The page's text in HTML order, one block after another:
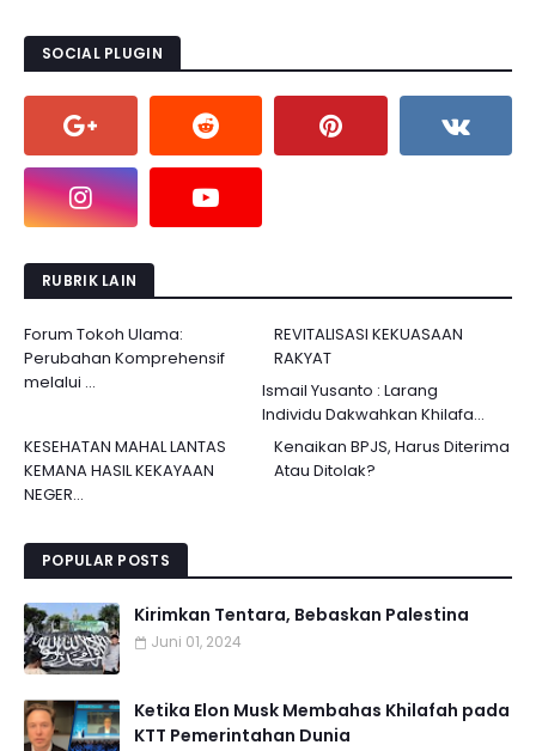
SOCIAL PLUGIN
RUBRIK LAIN
Forum Tokoh Ulama:
Perubahan Komprehensif
melalui ...
REVITALISASI KEKUASAAN
RAKYAT
Ismail Yusanto : Larang
Individu Dakwahkan Khilafa...
Kenaikan BPJS, Harus Diterima
Atau Ditolak?
KESEHATAN MAHAL LANTAS
KEMANA HASIL KEKAYAAN
NEGER...
POPULAR POSTS
Kirimkan Tentara, Bebaskan Palestina
Juni 01, 2024
Ketika Elon Musk Membahas Khilafah pada
KTT Pemerintahan Dunia